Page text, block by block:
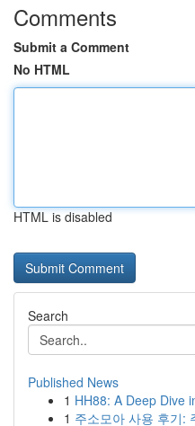
Comments
Submit a Comment
No HTML
HTML is disabled
Search
Published News
1 HH88: A Deep Dive
1 주소모아 사용 후기: